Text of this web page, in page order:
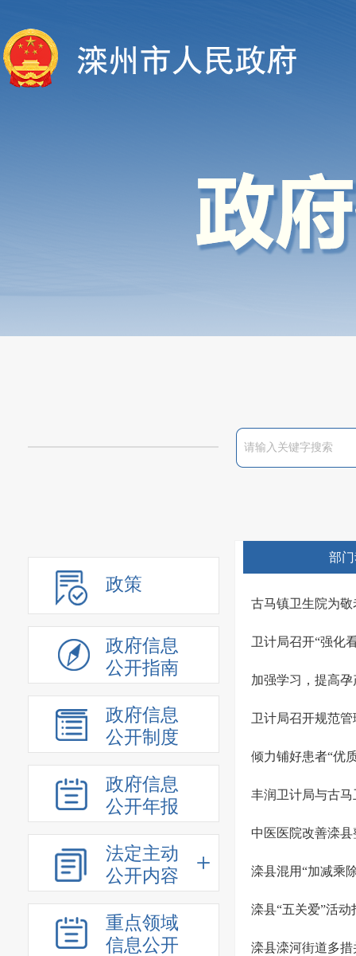
政策
政府信息
公开指南
政府信息
公开制度
政府信息
公开年报
法定主动
公开内容
重点领域
信息公开
部
古马镇卫生院为
卫计局召开“强化
加强学习，提高
卫计局召开规范
倾力铺好患者“优
丰润卫计局与古
中医医院改善滦
滦县混用“加减乘
滦县“五关爱”活
滦县滦河街道多